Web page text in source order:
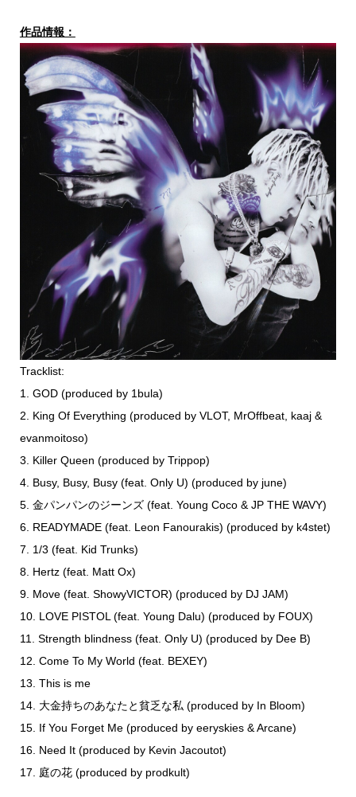
作品情報：
Tracklist:
1. GOD (produced by 1bula)
2. King Of Everything (produced by VLOT, MrOffbeat, kaaj &
evanmoitoso)
3. Killer Queen (produced by Trippop)
4. Busy, Busy, Busy (feat. Only U) (produced by june)
5. 金パンパンのジーンズ (feat. Young Coco & JP THE WAVY)
6. READYMADE (feat. Leon Fanourakis) (produced by k4stet)
7. 1/3 (feat. Kid Trunks)
8. Hertz (feat. Matt Ox)
9. Move (feat. ShowyVICTOR) (produced by DJ JAM)
10. LOVE PISTOL (feat. Young Dalu) (produced by FOUX)
11. Strength blindness (feat. Only U) (produced by Dee B)
12. Come To My World (feat. BEXEY)
13. This is me
14. 大金持ちのあなたと貧乏な私 (produced by In Bloom)
15. If You Forget Me (produced by eeryskies & Arcane)
16. Need It (produced by Kevin Jacoutot)
17. 庭の花 (produced by prodkult)